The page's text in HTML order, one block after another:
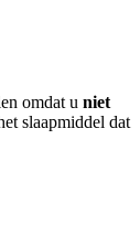
omdat u niet
slaapmiddel dat